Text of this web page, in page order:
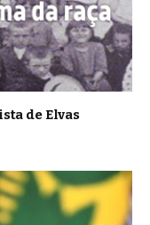
de Elvas